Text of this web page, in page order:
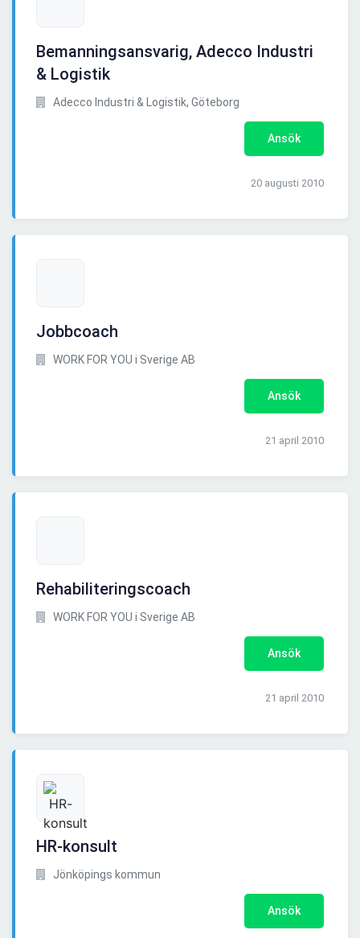
Bemanningsansvarig, Adecco Industri
& Logistik
Adecco Industri & Logistik, Göteborg
Ansök
20 augusti 2010
Jobbcoach
WORK FOR YOU i Sverige AB
Ansök
21 april 2010
Rehabiliteringscoach
WORK FOR YOU i Sverige AB
Ansök
21 april 2010
HR-konsult
Jönköpings kommun
Ansök